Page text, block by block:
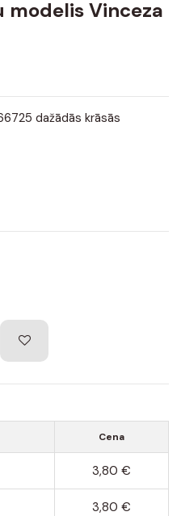
modelis Vinceza
dažādās krāsās
Cena
3,80 €
3,80 €